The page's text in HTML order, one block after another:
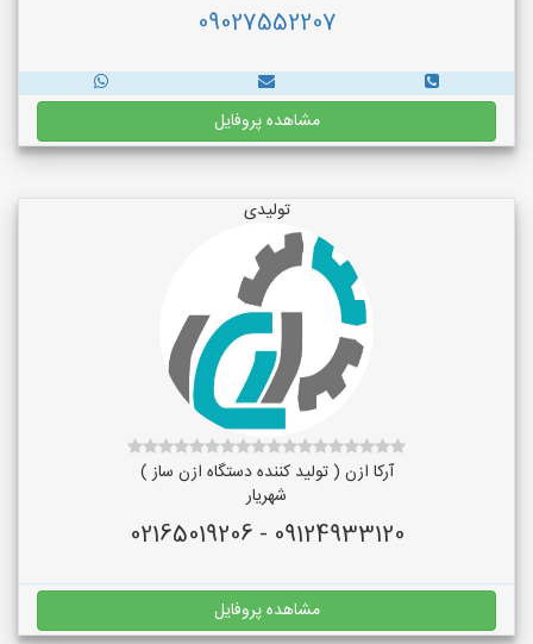
09027552207
مشاهده پروفایل
تولیدی
آرکا ازن ( تولید کننده دستگاه ازن ساز )
شهریار
09124933120 - 02165019206
مشاهده پروفایل